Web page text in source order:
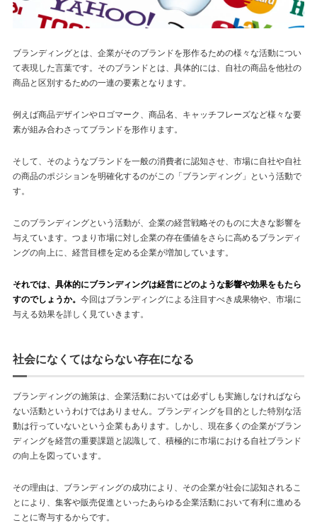
ブランディングとは、企業がそのブランドを形作るための様々な活動につい
て表現した言葉です。そのブランドとは、具体的には、自社の商品を他社の
商品と区別するための一連の要素となります。
例えば商品デザインやロゴマーク、商品名、キャッチフレーズなど様々な要
素が組み合わさってブランドを形作ります。
そして、そのようなブランドを一般の消費者に認知させ、市場に自社や自社
の商品のポジションを明確化するのがこの「ブランディング」という活動で
す。
このブランディングという活動が、企業の経営戦略そのものに大きな影響を
与えています。つまり市場に対し企業の存在価値をさらに高めるブランディ
ングの向上に、経営目標を定める企業が増加しています。
それでは、具体的にブランディングは経営にどのような影響や効果をもたら
すのでしょうか。 今回はブランディングによる注目すべき成果物や、市場に
与える効果を詳しく見ていきます。
社会になくてはならない存在になる
ブランディングの施策は、企業活動においては必ずしも実施しなければなら
ない活動というわけではありません。ブランディングを目的とした特別な活
動は行っていないという企業もあります。しかし、現在多くの企業がブラン
ディングを経営の重要課題と認識して、積極的に市場における自社ブランド
の向上を図っています。
その理由は、ブランディングの成功により、その企業が社会に認知されるこ
とにより、集客や販売促進といったあらゆる企業活動において有利に進める
ことに寄与するからです。